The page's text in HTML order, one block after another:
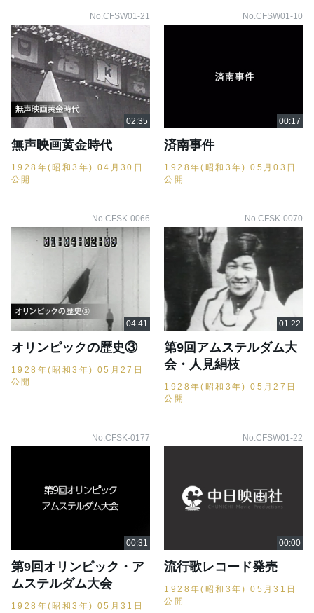
No.CFSW01-21
無声映画黄金時代
1928年(昭和3年) 04月30日
公開
No.CFSW01-10
済南事件
1928年(昭和3年) 05月03日
公開
No.CFSK-0066
オリンピックの歴史③
1928年(昭和3年) 05月27日
公開
No.CFSK-0070
第9回アムステルダム大
会・人見絹枝
1928年(昭和3年) 05月27日
公開
No.CFSK-0177
第9回オリンピック・ア
ムステルダム大会
1928年(昭和3年) 05月31日
No.CFSW01-22
流行歌レコード発売
1928年(昭和3年) 05月31日
公開